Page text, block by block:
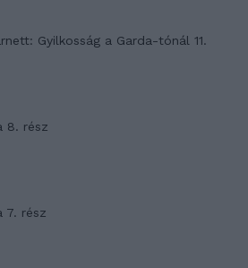
Gyilkosság a Garda-tónál 11.
8. rész
7. rész